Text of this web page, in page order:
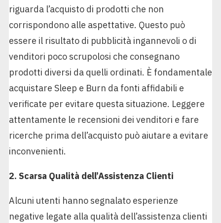
riguarda l’acquisto di prodotti che non
corrispondono alle aspettative. Questo può
essere il risultato di pubblicità ingannevoli o di
venditori poco scrupolosi che consegnano
prodotti diversi da quelli ordinati. È fondamentale
acquistare Sleep e Burn da fonti affidabili e
verificate per evitare questa situazione. Leggere
attentamente le recensioni dei venditori e fare
ricerche prima dell’acquisto può aiutare a evitare
inconvenienti.
2. Scarsa Qualità dell’Assistenza Clienti
Alcuni utenti hanno segnalato esperienze
negative legate alla qualità dell’assistenza clienti